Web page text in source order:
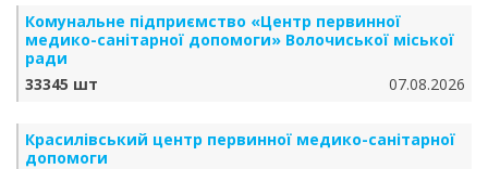
Комунальне підприємство «Центр первинної
медико-санітарної допомоги» Волочиської міської
ради
33345 шт
07.08.2026
Красилівський центр первинної медико-санітарної
допомоги